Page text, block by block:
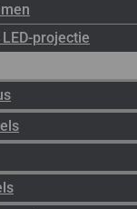
projectie